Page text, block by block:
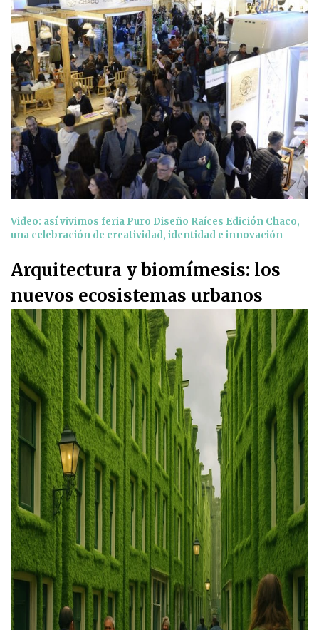
Video: así vivimos feria Puro Diseño Raíces Edición Chaco,
una celebración de creatividad, identidad e innovación
Arquitectura y biomímesis: los
nuevos ecosistemas urbanos